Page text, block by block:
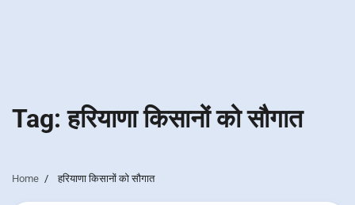
Tag:हरियाणा किसानों को सौगात
Home हरियाणा किसानों को सौगात